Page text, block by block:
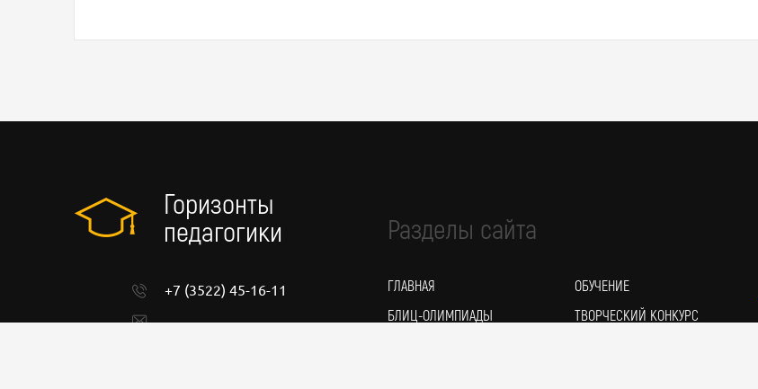
Горизонты
педагогики
+7 (3522) 45-16-11
Разделы сайта
ГЛАВНАЯ ОБУЧЕНИЕ
БЛИЦ-ОЛИМПИАДЫ
ТВОРЧЕСКИЙ КОНКУРС